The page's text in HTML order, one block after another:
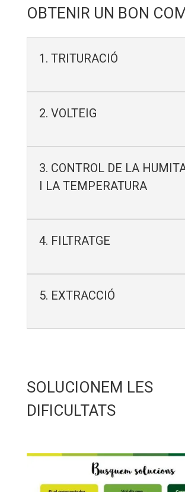
OBTENIR UN BON
1. TRITURACIÓ
2. VOLTEIG
3. CONTROL DE LA
I LA TEMPERATURA
4. FILTRATGE
5. EXTRACCIÓ
SOLUCIONEM LES
DIFICULTATS